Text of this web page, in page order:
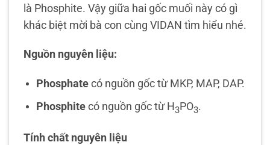
là Phosphite. Vậy giữa hai gốc muối này có gì
khác biệt mời bà con cùng VIDAN tìm hiểu nhé.
Nguồn nguyên liệu:
Phosphatecó nguồn gốc từ MKP, MAP, DAP.
Phosphitecó nguồn gốc từ H3PO3.
Tính chất nguyên liệu